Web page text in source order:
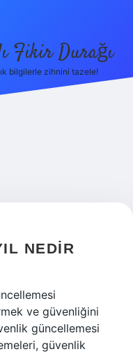
Fikir Durağı
bilgilerle zihnini tazele!
NEDIR
ve güvenliğini
güncellemesi
güvenlik